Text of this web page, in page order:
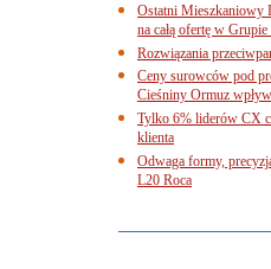
Ostatni Mieszkaniowy
na całą ofertę w
Rozwiązania
Ceny surowców pod
Cieśniny Ormuz
Tylko 6% liderów CX
klienta
Odwaga formy,
L20 Roca